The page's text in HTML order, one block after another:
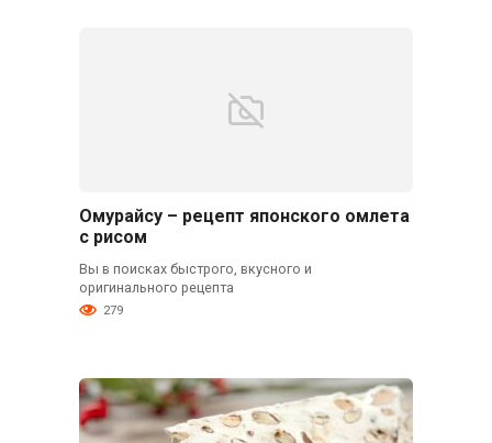
Омурайсу – рецепт японского омлета
с рисом
Вы в поисках быстрого, вкусного и
оригинального рецепта
279